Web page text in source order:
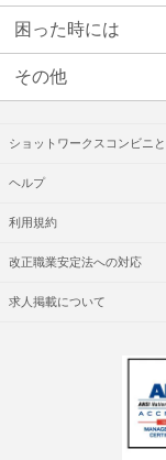
困った時には
その他
ショットワークスコンビニ
ヘルプ
利用規約
改正職業安定法への対応
求人掲載について